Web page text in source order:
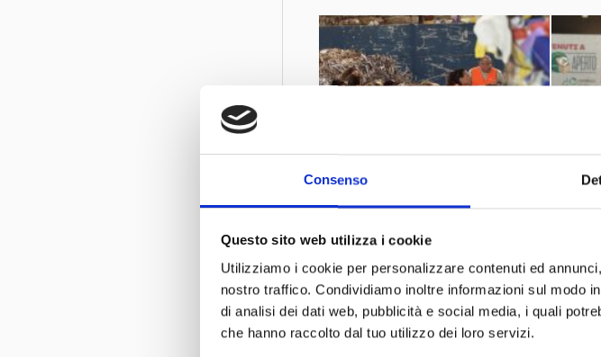
Consenso
Questo sito web utilizza i cookie
Utilizziamo i cookie per personalizzare contenuti ed
nostro traffico. Condividiamo inoltre informazioni sul modo
di analisi dei dati web, pubblicità e social media, i quali
che hanno raccolto dal tuo utilizzo dei loro servizi.
Lamacarthanno aperto le porte a studenti
mondo del riciclo di carta e cartone.
e Unirima,con il patrocinio del Ministero
campagna ha l’obiettivo di sensibilizzare
- La giornata ha
recupero di materie prime e secondarie, e
umano attraverso collezioni straordinarie
e molto altro.
Un binomio perfetto per trasmettere
ambientale, ma come filosofia di vita.
Dal rifiuto alla risorsa- Durante